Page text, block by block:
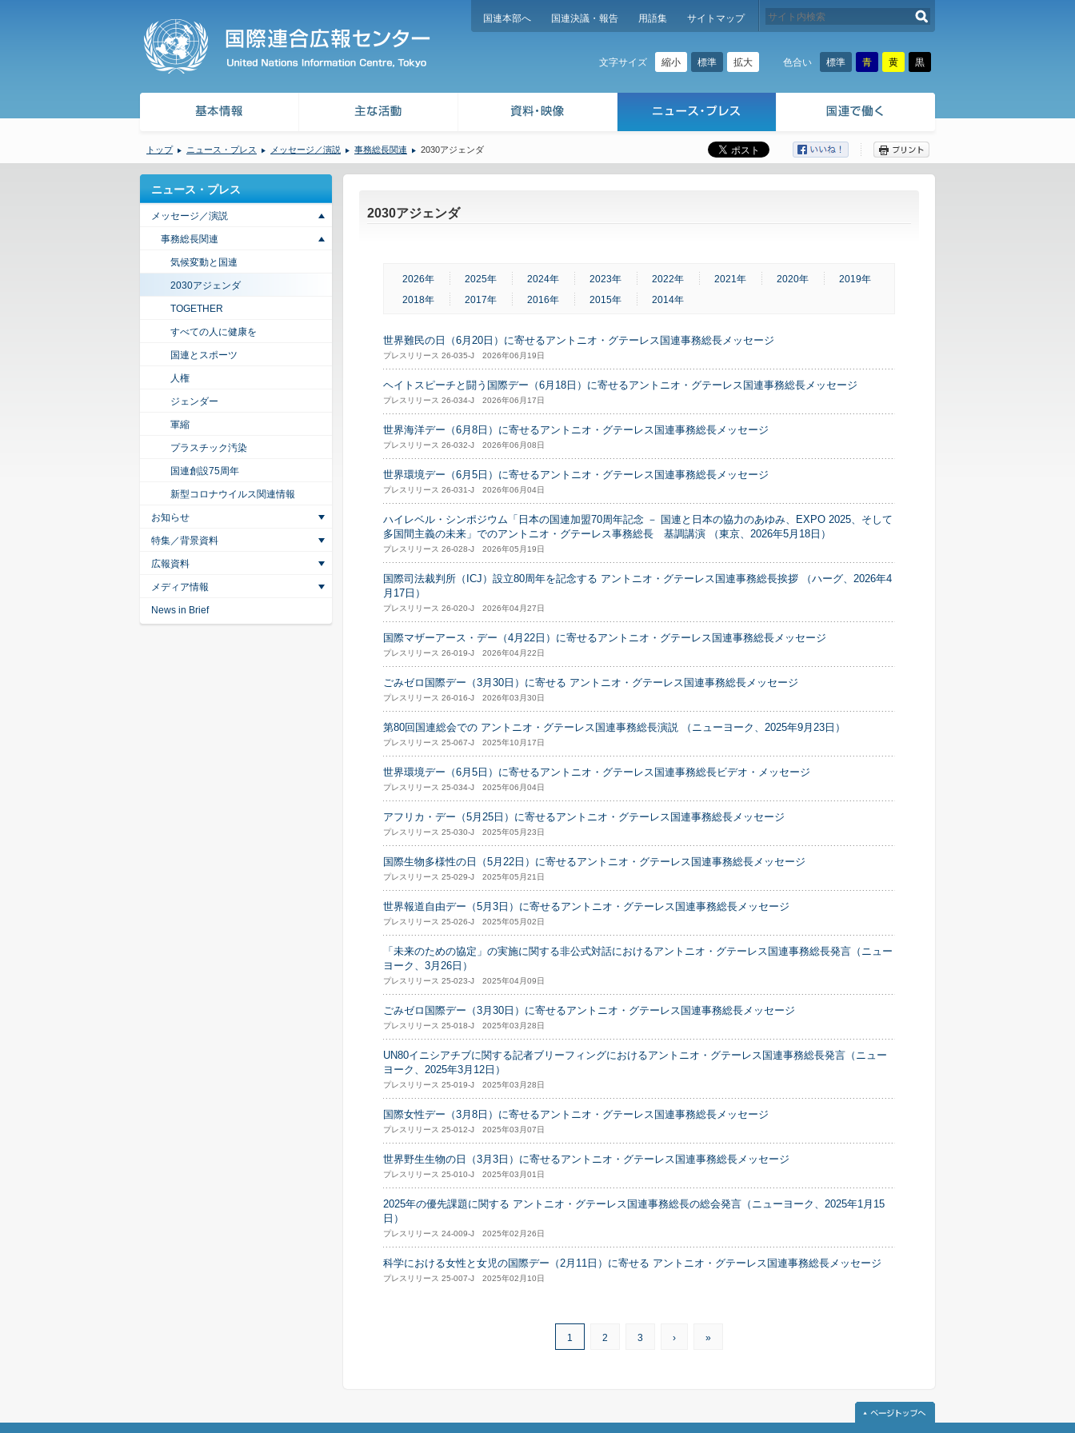
国連本部へ 国連決議・報告 用語集 サイトマップ
文字サイズ 縮小 標準 拡大 色合い 標準 青 黄 黒
トップ ニュース・プレス メッセージ／演説 事務総長関連 2030アジェンダ
2030アジェンダ
2026年 2025年 2024年 2023年 2022年 2021年 2020年
2019年
2018年
2017年 2016年 2015年 2014年
世界難民の日（6月20日）に寄せるアントニオ・グテーレス国連事務総長メッセージ
プレスリリース 26-035-J 2026年06月19日
ヘイトスピーチと闘う国際デー（6月18日）に寄せるアントニオ・グテーレス国連事務総長メッセージ
プレスリリース 26-034-J 2026年06月17日
世界海洋デー（6月8日）に寄せるアントニオ・グテーレス国連事務総長メッセージ
プレスリリース 26-032-J 2026年06月08日
世界環境デー（6月5日）に寄せるアントニオ・グテーレス国連事務総長メッセージ
プレスリリース 26-031-J 2026年06月04日
ハイレベル・シンポジウム「日本の国連加盟70周年記念 － 国連と日本の協力のあゆみ、EXPO 2025、そして
多国間主義の未来」でのアントニオ・グテーレス事務総長 基調講演 （東京、2026年5月18日）
プレスリリース 26-028-J 2026年05月19日
国際司法裁判所（ICJ）設立80周年を記念する アントニオ・グテーレス国連事務総長挨拶 （ハーグ、2026年4
月17日）
プレスリリース 26-020-J 2026年04月27日
国際マザーアース・デー（4月22日）に寄せるアントニオ・グテーレス国連事務総長メッセージ
プレスリリース 26-019-J 2026年04月22日
ごみゼロ国際デー（3月30日）に寄せる アントニオ・グテーレス国連事務総長メッセージ
プレスリリース 26-016-J 2026年03月30日
第80回国連総会での アントニオ・グテーレス国連事務総長演説 （ニューヨーク、2025年9月23日）
プレスリリース 25-067-J 2025年10月17日
世界環境デー（6月5日）に寄せるアントニオ・グテーレス国連事務総長ビデオ・メッセージ
プレスリリース 25-034-J 2025年06月04日
アフリカ・デー（5月25日）に寄せるアントニオ・グテーレス国連事務総長メッセージ
プレスリリース 25-030-J 2025年05月23日
国際生物多様性の日（5月22日）に寄せるアントニオ・グテーレス国連事務総長メッセージ
プレスリリース 25-029-J 2025年05月21日
世界報道自由デー（5月3日）に寄せるアントニオ・グテーレス国連事務総長メッセージ
プレスリリース 25-026-J 2025年05月02日
「未来のための協定」の実施に関する非公式対話におけるアントニオ・グテーレス国連事務総長発言（ニュー
ヨーク、3月26日）
プレスリリース 25-023-J 2025年04月09日
ごみゼロ国際デー（3月30日）に寄せるアントニオ・グテーレス国連事務総長メッセージ
プレスリリース 25-018-J 2025年03月28日
UN80イニシアチブに関する記者ブリーフィングにおけるアントニオ・グテーレス国連事務総長発言（ニュー
ヨーク、2025年3月12日）
プレスリリース 25-019-J 2025年03月28日
国際女性デー（3月8日）に寄せるアントニオ・グテーレス国連事務総長メッセージ
プレスリリース 25-012-J 2025年03月07日
世界野生生物の日（3月3日）に寄せるアントニオ・グテーレス国連事務総長メッセージ
プレスリリース 25-010-J 2025年03月01日
2025年の優先課題に関する アントニオ・グテーレス国連事務総長の総会発言（ニューヨーク、2025年1月15
日）
プレスリリース 24-009-J 2025年02月26日
科学における女性と女児の国際デー（2月11日）に寄せる アントニオ・グテーレス国連事務総長メッセージ
プレスリリース 25-007-J 2025年02月10日
1 2 3 › »
ニュース・プレス
メッセージ／演説
事務総長関連
気候変動と国連
2030アジェンダ
TOGETHER
すべての人に健康を
国連とスポーツ
人権
ジェンダー
軍縮
プラスチック汚染
国連創設75周年
新型コロナウイルス関連情報
お知らせ
特集／背景資料
広報資料
メディア情報
News in Brief